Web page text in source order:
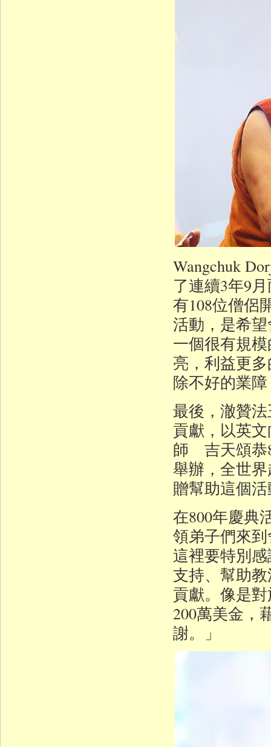
Wangchuk
了連續3年9
有108位僧侶
活動，是希
一個很有規
亮，利益更
除不好的業
最後，澈贊
貢獻，以英
師 吉天頌恭
舉辦，全世
贈幫助這個
在800年慶典
領弟子們來
這裡要特別
支持、幫助
貢獻。像是
200萬美金，
謝。」